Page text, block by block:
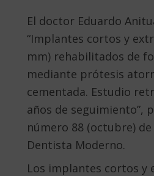
El doctor Eduardo
“Implantes cortos y
mm) rehabilitados de
mediante prótesis
cementada. Estudio
años de seguimiento”,
número 88 (octubre)
Dentista Moderno.
Los implantes cortos y